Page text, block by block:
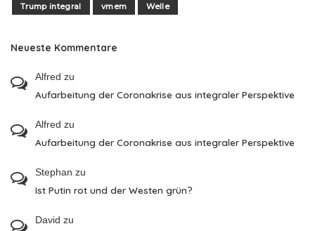
Trump integral
vmem Welle
Neueste Kommentare
Alfred zu
Aufarbeitung der Coronakrise aus integraler Perspektive
Alfred zu
Aufarbeitung der Coronakrise aus integraler Perspektive
Stephan zu
Ist Putin rot und der Westen grün?
David zu